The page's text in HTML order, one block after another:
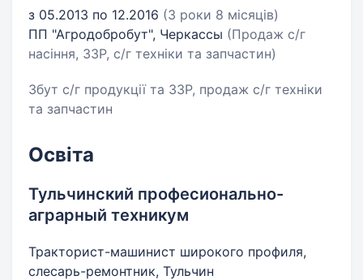
з 05.2013 по 12.2016 (3 роки 8 місяців)
ПП "Агродобробут", Черкассы (Продаж с/г
насіння, ЗЗР, с/г техніки та запчастин)
Збут с/г продукції та ЗЗР, продаж с/г техніки
та запчастин
Освіта
Тульчинский професионально-
аграрный техникум
Тракторист-машинист широкого профиля,
слесарь-ремонтник, Тульчин